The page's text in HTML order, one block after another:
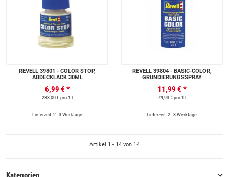
REVELL 39801 - COLOR STOP,
ABDECKLACK 30ML
6,99 € *
233,00 € pro 1 l
Lieferzeit: 2 - 3 Werktage
REVELL 39804 - BASIC-COLOR,
GRUNDIERUNGSSPRAY
11,99 € *
79,93 € pro 1 l
Lieferzeit: 2 - 3 Werktage
Artikel 1 - 14 von 14